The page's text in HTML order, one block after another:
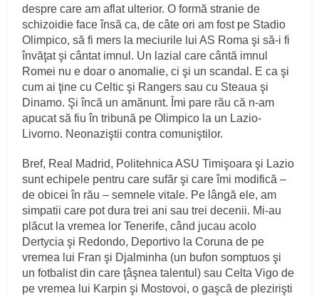
despre care am aflat ulterior. O formă stranie de
schizoidie face însă ca, de câte ori am fost pe Stadio
Olimpico, să fi mers la meciurile lui AS Roma şi să-i fi
învăţat şi cântat imnul. Un lazial care cântă imnul
Romei nu e doar o anomalie, ci şi un scandal. E ca şi
cum ai ţine cu Celtic şi Rangers sau cu Steaua şi
Dinamo. Şi încă un amănunt. Îmi pare rău că n-am
apucat să fiu în tribună pe Olimpico la un Lazio-
Livorno. Neonaziştii contra comuniştilor.
Bref, Real Madrid, Politehnica ASU Timişoara şi Lazio
sunt echipele pentru care sufăr şi care îmi modifică –
de obicei în rău – semnele vitale. Pe lângă ele, am
simpatii care pot dura trei ani sau trei decenii. Mi-au
plăcut la vremea lor Tenerife, când jucau acolo
Dertycia şi Redondo, Deportivo la Coruna de pe
vremea lui Fran şi Djalminha (un bufon somptuos şi
un fotbalist din care ţâşnea talentul) sau Celta Vigo de
pe vremea lui Karpin şi Mostovoi, o gaşcă de plezirişti